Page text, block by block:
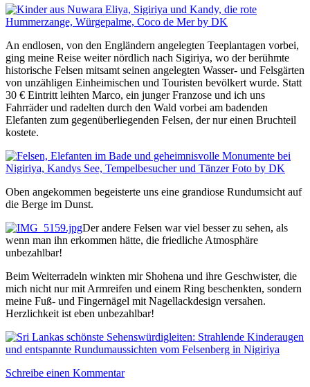
An endlosen, von den Engländern angelegten Teeplantagen vorbei,
ging meine Reise weiter nördlich nach Sigiriya, wo der berühmte
historische Felsen mitsamt seinen angelegten Wasser- und Felsgärten
von unzähligen Einheimischen und Touristen bevölkert wurde. Statt
30 € Eintritt leihten Marco, ein junger Franzose und ich uns
Fahrräder und radelten durch den Wald vorbei am badenden
Elefanten zum gegenüberliegenden Felsen, der nur einen Bruchteil
kostete.
Oben angekommen begeisterte uns eine grandiose Rundumsicht auf
die Berge im Dunst.
Der andere Felsen war viel besser zu sehen, als
wenn man ihn erkommen hätte, die friedliche Atmosphäre
unbezahlbar!
Beim Weiterradeln winkten mir Shohena und ihre Geschwister, die
mich nicht nur mit Armreifen und einem Ring beschenkten, sondern
meine Fuß- und Fingernägel mit Nagellackdesign versahen.
Herzlichkeit ist eben unbezahlbar!
Schreibe einen Kommentar